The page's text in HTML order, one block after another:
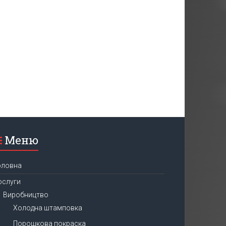
Меню
Виробництво
Холодна штамповка
Порошкова покраска